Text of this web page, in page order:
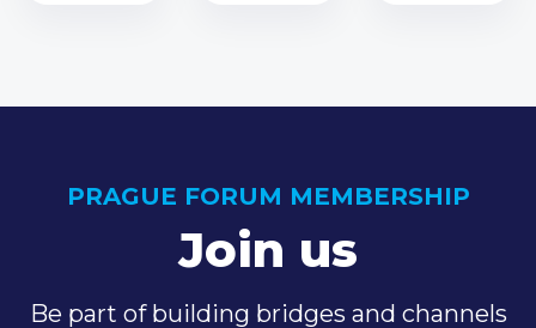
PRAGUE FORUM MEMBERSHIP
Join us
Be part of building bridges and channels